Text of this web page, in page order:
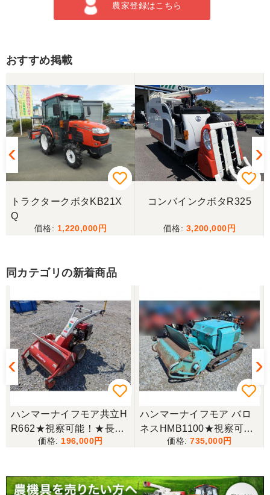
農家登録はこちら
おすすめ掲載
トラクタークボタKB21X
Q
1,220,000
コンバインクボタR325
3,200,000
同カテゴリの新着商品
ハンマーナイフモア共立H
R662★視察可能！★長野
県渡し 共立 ハンマーナイ
mm やまびこ 現状渡し【P
196,000
ハンマーナイフモア バロ
ネスHMB1100★視察可
能！★長野県渡し バロネ
機 草刈機 ディーゼル 現状
735,000